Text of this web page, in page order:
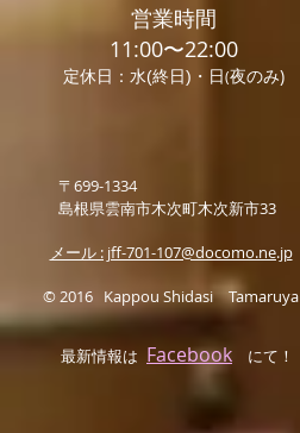
営業時間
11:00〜22:00
定休日：水(終日)・日(夜のみ)
〒699-1334
島根県雲南市木次町木次新市33
メール : jff-701-107@docomo.ne.jp
© 2016 Kappou Shidasi Tamaruya
最新情報は Facebook にて！